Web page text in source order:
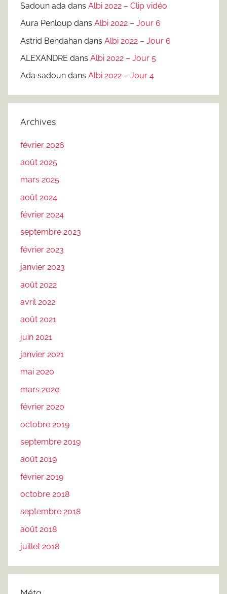
Sadoun ada dans Albi 2022 – Clip vidéo
Aura Penloup dans Albi 2022 – Jour 6
Astrid Bendahan dans Albi 2022 – Jour 6
ALEXANDRE dans Albi 2022 – Jour 5
Ada sadoun dans Albi 2022 – Jour 4
Archives
février 2026
août 2025
mars 2025
août 2024
février 2024
septembre 2023
février 2023
janvier 2023
août 2022
avril 2022
août 2021
juin 2021
janvier 2021
mai 2020
mars 2020
février 2020
octobre 2019
septembre 2019
août 2019
février 2019
octobre 2018
septembre 2018
août 2018
juillet 2018